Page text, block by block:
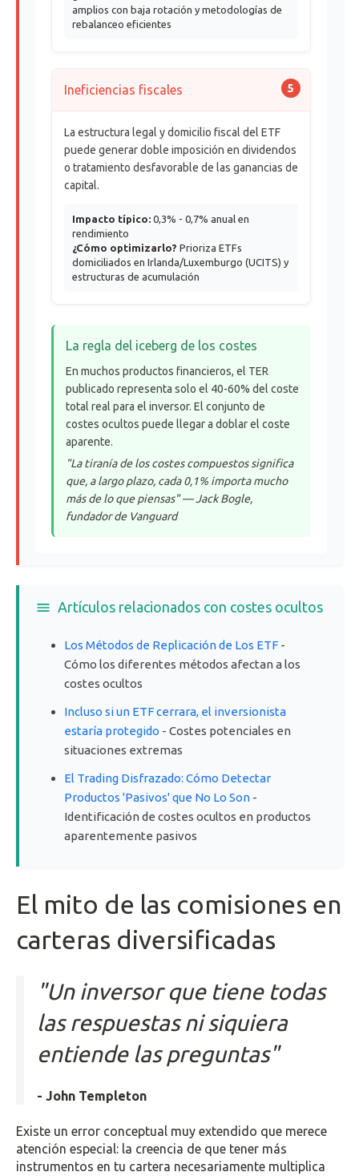
amplios con baja rotación y metodologías de
rebalanceo eficientes
5
Ineficiencias fiscales
La estructura legal y domicilio fiscal del ETF
puede generar doble imposición en dividendos
o tratamiento desfavorable de las ganancias de
capital.
Impacto típico: 0,3% - 0,7% anual en
rendimiento
¿Cómo optimizarlo? Prioriza ETFs
domiciliados en Irlanda/Luxemburgo (UCITS) y
estructuras de acumulación
La regla del iceberg de los costes
En muchos productos financieros, el TER
publicado representa solo el 40-60% del coste
total real para el inversor. El conjunto de
costes ocultos puede llegar a doblar el coste
aparente.
"La tiranía de los costes compuestos significa
que, a largo plazo, cada 0,1% importa mucho
más de lo que piensas" — Jack Bogle,
fundador de Vanguard
Artículos relacionados con costes ocultos
Los Métodos de Replicación de Los ETF -
Cómo los diferentes métodos afectan a los
costes ocultos
Incluso si un ETF cerrara, el inversionista
estaría protegido - Costes potenciales en
situaciones extremas
El Trading Disfrazado: Cómo Detectar
Productos 'Pasivos' que No Lo Son -
Identificación de costes ocultos en productos
aparentemente pasivos
El mito de las comisiones en
carteras diversificadas
"Un inversor que tiene todas
las respuestas ni siquiera
entiende las preguntas"
- John Templeton
Existe un error conceptual muy extendido que merece
atención especial: la creencia de que tener más
instrumentos en tu cartera necesariamente multiplica